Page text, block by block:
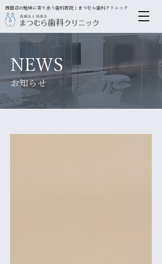
西田辺の地域に寄り添う歯科医院｜まつむら歯科クリニック
NEWS
お知らせ